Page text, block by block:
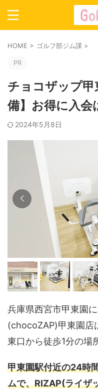
HOME > ゴルフ部ジム課 >
PR
チョコザップ甲
備】お得に入会
2024年5月8日
兵庫県西宮市甲東園
(chocoZAP)甲東園店
東口から徒歩1分の場
甲東園駅付近の24時
ムで、RIZAP(ライザ